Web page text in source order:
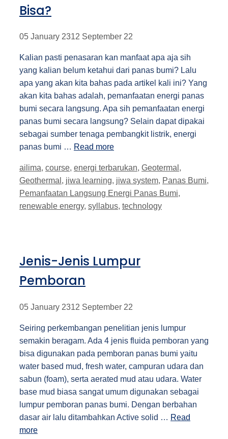
Bisa?
05 January 2312 September 22
Kalian pasti penasaran kan manfaat apa aja sih
yang kalian belum ketahui dari panas bumi? Lalu
apa yang akan kita bahas pada artikel kali ini? Yang
akan kita bahas adalah, pemanfaatan energi panas
bumi secara langsung. Apa sih pemanfaatan energi
panas bumi secara langsung? Selain dapat dipakai
sebagai sumber tenaga pembangkit listrik, energi
panas bumi … Read more
Tags
ailima, course, energi terbarukan, Geotermal ,
Geothermal , jiwa learning, jiwa system, Panas Bumi,
Pemanfaatan Langsung Energi Panas Bumi,
renewable energy, syllabus, technology
Jenis-Jenis Lumpur
Pemboran
05 January 2312 September 22
Seiring perkembangan penelitian jenis lumpur
semakin beragam. Ada 4 jenis fluida pemboran yang
bisa digunakan pada pemboran panas bumi yaitu
water based mud, fresh water, campuran udara dan
sabun (foam), serta aerated mud atau udara. Water
base mud biasa sangat umum digunakan sebagai
lumpur pemboran panas bumi. Dengan berbahan
dasar air lalu ditambahkan Active solid … Read
more